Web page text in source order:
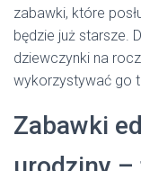
zabawki, które
będzie już starsze.
dziewczynki na
wykorzystywać go
Zabawki